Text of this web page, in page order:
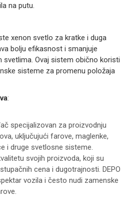
na putu.
xenon svetlo za kratke i duga
bolju efikasnost i smanjuje
svetlima. Ovaj sistem obično koristi
sisteme za promenu položaja
:
specijalizovan za proizvodnju
uključujući farove, maglenke,
i druge svetlosne sisteme.
svojih proizvoda, koji su
cena i dugotrajnosti. DEPO
vozila i često nudi zamenske